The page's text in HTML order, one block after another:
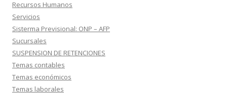
Recursos Humanos
Servicios
Sisterma Previsional: ONP – AFP
Sucursales
SUSPENSION DE RETENCIONES
Temas contables
Temas económicos
Temas laborales